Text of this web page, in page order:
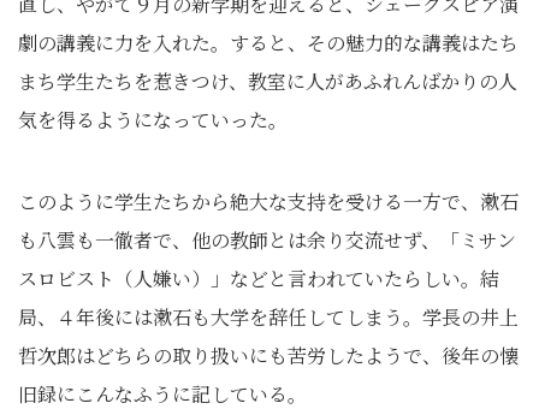
劇の講義に力を入れた。すると、その魅力的な講義はたち
まち学生たちを惹きつけ、教室に人があふれんばかりの人
気を得るようになっていった。
このように学生たちから絶大な支持を受ける一方で、漱石
も八雲も一徹者で、他の教師とは余り交流せず、「ミサン
スロビスト（人嫌い）」などと言われていたらしい。結
局、４年後には漱石も大学を辞任してしまう。学長の井上
哲次郎はどちらの取り扱いにも苦労したようで、後年の懐
旧録にこんなふうに記している。